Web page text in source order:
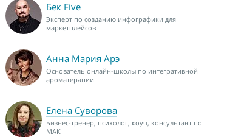
Бек Five
Эксперт по созданию инфографики для
маркетплейсов
Анна Мария Арэ
Основатель онлайн-школы по интегративной
ароматерапии
Елена Суворова
Бизнес-тренер, психолог, коуч, консультант по
МАК